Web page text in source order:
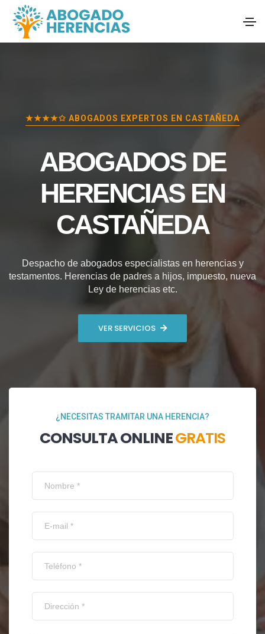
★★★★✩ ABOGADOS EXPERTOS EN CASTAÑEDA
ABOGADOS DE
HERENCIAS EN
CASTAÑEDA
Despacho de abogados especialistas en herencias y
testamentos. Herencias de padres a hijos, impuesto, nueva
Ley de herencias etc.
VER SERVICIOS
¿NECESITAS TRAMITAR UNA HERENCIA?
CONSULTA ONLINEGRATIS